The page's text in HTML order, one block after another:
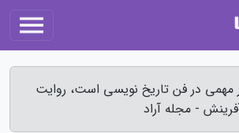
مهمی در فن تاریخ نویسی است، روایت
- مجله آراد